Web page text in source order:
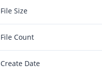
File Size
File Count
Create Date